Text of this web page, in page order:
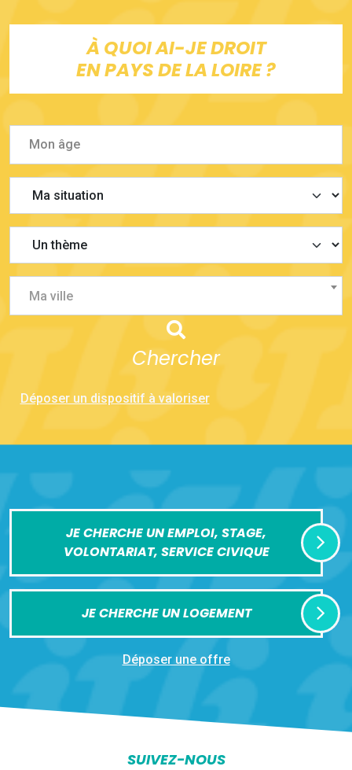
À QUOI AI-JE DROIT
EN PAYS DE LA LOIRE ?
Ma ville
Chercher
Déposer un dispositif à valoriser
JE CHERCHE UN EMPLOI, STAGE,
VOLONTARIAT, SERVICE CIVIQUE
JE CHERCHE UN LOGEMENT
Déposer une offre
SUIVEZ-NOUS